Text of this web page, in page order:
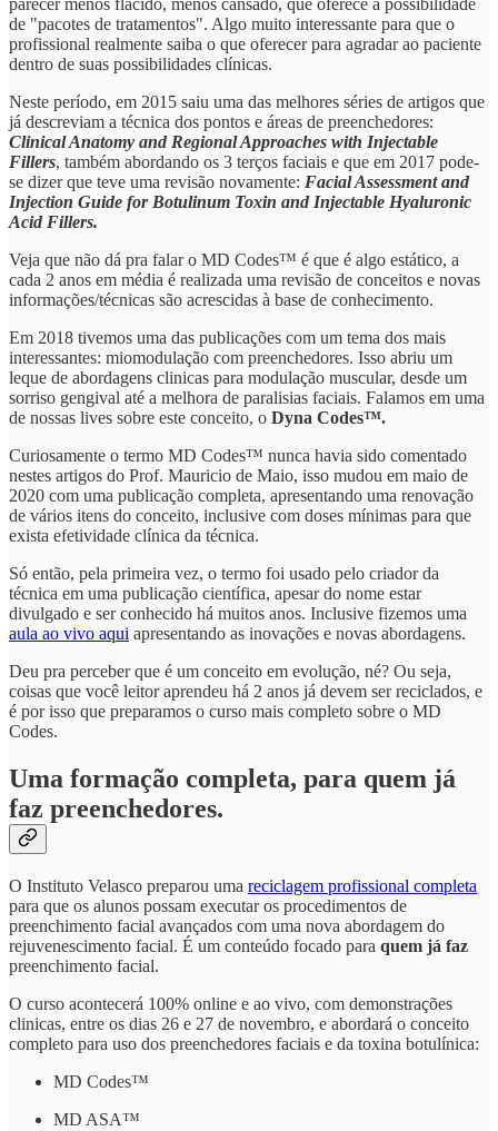
parecer menos flácido, menos cansado, que oferece a possibilidade
de "pacotes de tratamentos". Algo muito interessante para que o
profissional realmente saiba o que oferecer para agradar ao paciente
dentro de suas possibilidades clínicas.
Neste período, em 2015 saiu uma das melhores séries de artigos que
já descreviam a técnica dos pontos e áreas de preenchedores:
Clinical Anatomy and Regional Approaches with Injectable
Fillers, também abordando os 3 terços faciais e que em 2017 pode-
se dizer que teve uma revisão novamente: Facial Assessment and
Injection Guide for Botulinum Toxin and Injectable Hyaluronic
Acid Fillers.
Veja que não dá pra falar o MD Codes™ é que é algo estático, a
cada 2 anos em média é realizada uma revisão de conceitos e novas
informações/técnicas são acrescidas à base de conhecimento.
Em 2018 tivemos uma das publicações com um tema dos mais
interessantes: miomodulação com preenchedores. Isso abriu um
leque de abordagens clinicas para modulação muscular, desde um
sorriso gengival até a melhora de paralisias faciais. Falamos em uma
de nossas lives sobre este conceito, o Dyna Codes™.
Curiosamente o termo MD Codes™ nunca havia sido comentado
nestes artigos do Prof. Mauricio de Maio, isso mudou em maio de
2020 com uma publicação completa, apresentando uma renovação
de vários itens do conceito, inclusive com doses mínimas para que
exista efetividade clínica da técnica.
Só então, pela primeira vez, o termo foi usado pelo criador da
técnica em uma publicação científica, apesar do nome estar
divulgado e ser conhecido há muitos anos. Inclusive fizemos uma
aula ao vivo aqui apresentando as inovações e novas abordagens.
Deu pra perceber que é um conceito em evolução, né? Ou seja,
coisas que você leitor aprendeu há 2 anos já devem ser reciclados, e
é por isso que preparamos o curso mais completo sobre o MD
Codes.
Uma formação completa, para quem já
faz preenchedores.
O Instituto Velasco preparou uma reciclagem profissional completa
para que os alunos possam executar os procedimentos de
preenchimento facial avançados com uma nova abordagem do
rejuvenescimento facial. É um conteúdo focado para quem já faz
preenchimento facial.
O curso acontecerá 100% online e ao vivo, com demonstrações
clinicas, entre os dias 26 e 27 de novembro, e abordará o conceito
completo para uso dos preenchedores faciais e da toxina botulínica:
MD Codes™
MD ASA™